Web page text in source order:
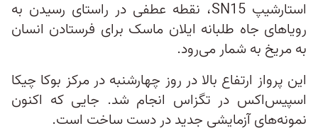
استارشیپ SN15، نقطه عطفی در راستای رسیدن به
رویاهای جاه طلبانه ایلان ماسک برای فرستادن انسان
به مریخ به شمار می‌رود.
این پرواز ارتفاع بالا در روز چهارشنبه در مرکز بوکا چیکا
اسپیس‌اکس در تگزاس انجام شد. جایی که اکنون
نمونه‌های آزمایشی جدید در دست ساخت است.